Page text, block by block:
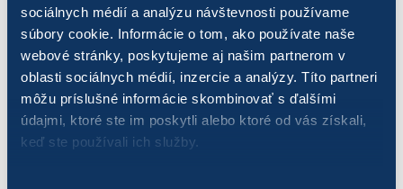
sociálnych médií a analýzu návštevnosti používame
súbory cookie. Informácie o tom, ako používate naše
webové stránky, poskytujeme aj našim partnerom v
oblasti sociálnych médií, inzercie a analýzy. Títo partneri
môžu príslušné informácie skombinovať s ďalšími
údajmi, ktoré ste im poskytli alebo ktoré od vás získali,
keď ste používali ich služby.
Názov Počet jázd Najazdených km
FS Stavitelia 0 0,00
FS Stavitelia 27